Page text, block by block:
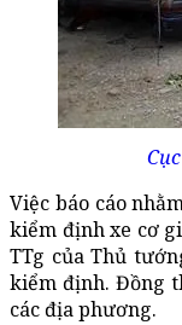
Việc báo cáo
kiểm định xe cơ
TTg của Thủ
kiểm định. Đồng
các địa phương.